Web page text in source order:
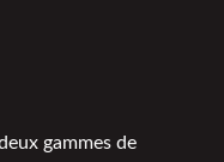
gammes de